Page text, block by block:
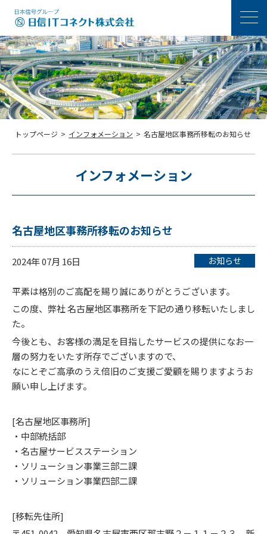
メニ
トップページ > インフォメーション > 名古屋地区事務所移転のお知らせ
インフォメーション
名古屋地区事務所移転のお知らせ
2024年 07月 16日 お知らせ
平素は格別のご高配を賜り誠にありがとうございます。
この度、弊社 名古屋地区事務所を下記の通り移転いたしまし
た。
今後とも、お客様の満足を目指したサービスの提供になお一
層の努力をいたす所存でございますので、
なにとぞご高承のうえ倍旧のご支援ご愛顧を賜りますようお
願い申し上げます。
[名古屋地区事務所]
・中部統括部
・名古屋サービスステーション
・ソリューション事業三部二課
・ソリューション事業四部二課
[移転先住所]